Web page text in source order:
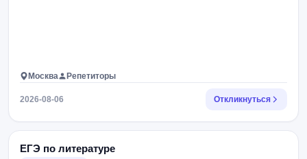
Москва Репетиторы
2026-08-06 Откликнуться
ЕГЭ по литературе